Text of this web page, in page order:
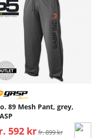
89 Mesh Pant, grey,
592 kr Ordinarie pris:
fr. 899 kr